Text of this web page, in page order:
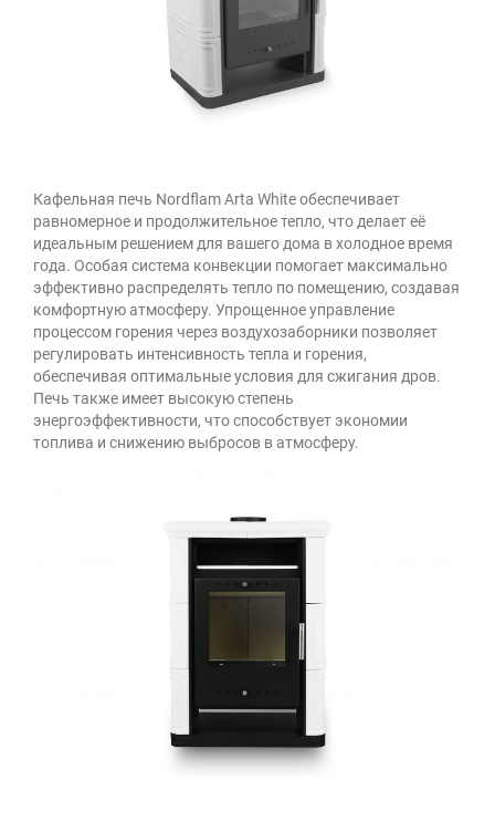
Кафельная печь Nordflam Arta White обеспечивает
равномерное и продолжительное тепло, что делает её
идеальным решением для вашего дома в холодное время
года. Особая система конвекции помогает максимально
эффективно распределять тепло по помещению, создавая
комфортную атмосферу. Упрощенное управление
процессом горения через воздухозаборники позволяет
регулировать интенсивность тепла и горения,
обеспечивая оптимальные условия для сжигания дров.
Печь также имеет высокую степень
энергоэффективности, что способствует экономии
топлива и снижению выбросов в атмосферу.